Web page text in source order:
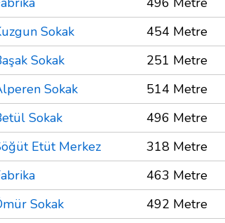
Sokak
454 Metre
Sokak
251 Metre
Sokak
514 Metre
Sokak
496 Metre
Etüt Merkez
318 Metre
463 Metre
Sokak
492 Metre